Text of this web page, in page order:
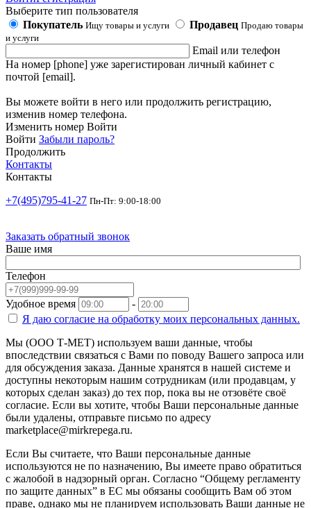
Выберите тип пользователя
Покупатель Ищу товары и услуги Продавец Продаю товары
и услуги
Email или телефон
На номер [phone] уже зарегистирован личный кабинет с
почтой [email].
Вы можете войти в него или продолжить регистрацию,
изменив номер телефона.
Изменить номер Войти
Войти Забыли пароль?
Продолжить
Контакты
Контакты
+7(495)795-41-27 Пн-Пт: 9:00-18:00
Заказать обратный звонок
Ваше имя
Телефон
Удобное время
-
Я даю согласие на обработку моих персональных данных.
Мы (ООО Т-МЕТ) используем ваши данные, чтобы
впоследствии связаться с Вами по поводу Вашего запроса или
для обсуждения заказа. Данные хранятся в нашей системе и
доступны некоторым нашим сотрудникам (или продавцам, у
которых сделан заказ) до тех пор, пока вы не отзовёте своё
согласие. Если вы хотите, чтобы Ваши персональные данные
были удалены, отправьте письмо по адресу
marketplace@mirkrepega.ru.
Если Вы считаете, что Ваши персональные данные
используются не по назначению, Вы имеете право обратиться
с жалобой в надзорный орган. Согласно “Общему регламенту
по защите данных” в ЕС мы обязаны сообщить Вам об этом
праве, однако мы не планируем использовать Ваши данные не